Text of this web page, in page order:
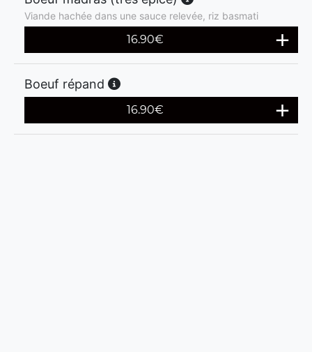
Viande hachée dans une sauce relevée, riz basmati
16.90€
Boeuf répand
16.90€